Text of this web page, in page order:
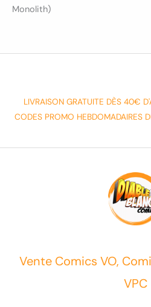
Monolith)
LIVRAISON GRATUITE DÈS 40€
CODES PROMO HEBDOMADAIRES
Vente Comics VO,
VPC